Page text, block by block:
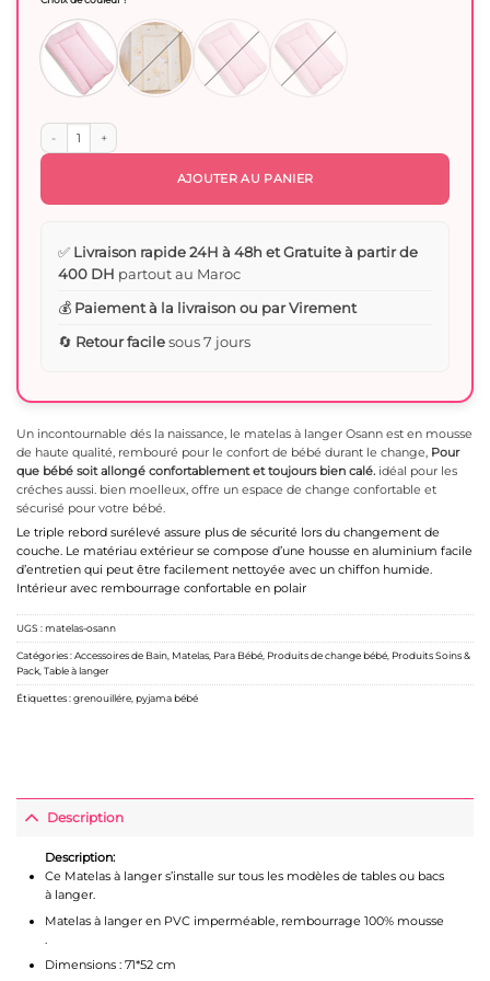
499 Dhs.
Un incontournable dés la naissance, le matelas à langer Osann est en mousse
de haute qualité, rembouré pour le confort de bébé durant le change, Pour
que bébé soit allongé confortablement et toujours bien calé. idéal pour les
créches aussi. bien moelleux, offre un espace de change confortable et
sécurisé pour votre bébé.
Le triple rebord surélevé assure plus de sécurité lors du changement de
couche. Le matériau extérieur se compose d’une housse en aluminium facile
d’entretien qui peut être facilement nettoyée avec un chiffon humide.
Intérieur avec rembourrage confortable en polair
quantité de Osann : Matelas à langer rembouré
AJOUTER AU PANIER
✅ Livraison rapide 24H à 48h et Gratuite à partir de
400 DH partout au Maroc
💰 Paiement à la livraison ou par Virement
🔄 Retour facilesous 7 jours
UGS :matelas-osann
Catégories :Accessoires de Bain Matelas Para Bébé Produits de change bébé Produits Soins &
Pack Table à langer
Étiquettes :grenouillére pyjama bébé
Description
Description:
Ce Matelas à langer s’installe sur tous les modèles de tables ou bacs
à langer.
Matelas à langer en PVC imperméable, rembourrage 100% mousse
Dimensions : 71*52 cm